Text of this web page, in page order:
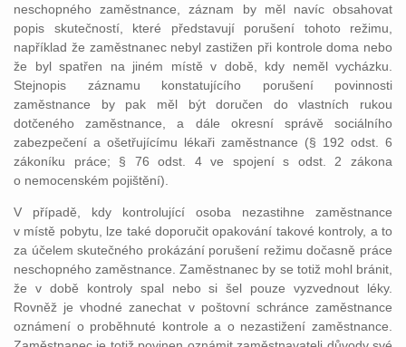
neschopného zaměstnance, záznam by měl navíc obsahovat
popis skutečností, které představují porušení tohoto režimu,
například že zaměstnanec nebyl zastižen při kontrole doma nebo
že byl spatřen na jiném místě v době, kdy neměl vycházku.
Stejnopis záznamu konstatujícího porušení povinnosti
zaměstnance by pak měl být doručen do vlastních rukou
dotčeného zaměstnance, a dále okresní správě sociálního
zabezpečení a ošetřujícímu lékaři zaměstnance (§ 192 odst. 6
zákoníku práce; § 76 odst. 4 ve spojení s odst. 2 zákona
o nemocenském pojištění).
V případě, kdy kontrolující osoba nezastihne zaměstnance
v místě pobytu, lze také doporučit opakování takové kontroly, a to
za účelem skutečného prokázání porušení režimu dočasně práce
neschopného zaměstnance. Zaměstnanec by se totiž mohl bránit,
že v době kontroly spal nebo si šel pouze vyzvednout léky.
Rovněž je vhodné zanechat v poštovní schránce zaměstnance
oznámení o proběhnuté kontrole a o nezastižení zaměstnance.